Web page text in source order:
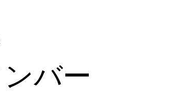
バー